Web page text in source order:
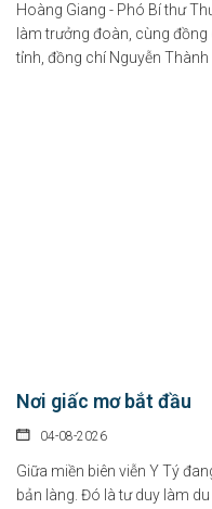
Hoàng Giang - Phó Bí thư
làm trưởng đoàn, cùng đồng
tỉnh, đồng chí Nguyễn Thành
Nơi giấc mơ bắt đầu
04-08-2026
Giữa miền biên viễn Y Tý
bản làng. Đó là tư duy làm